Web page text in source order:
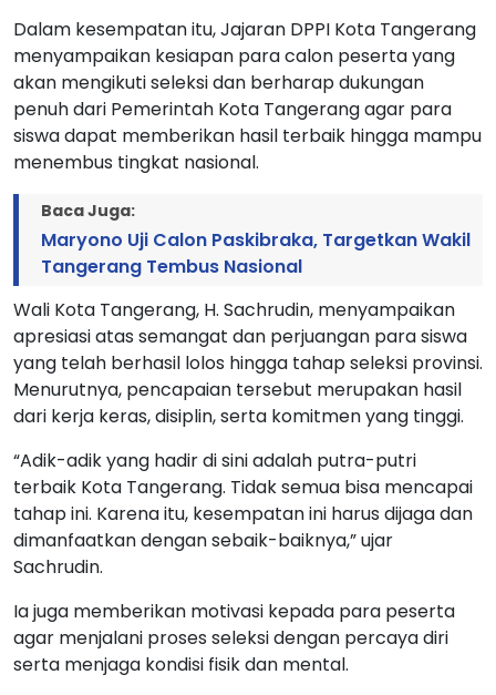
Dalam kesempatan itu, Jajaran DPPI Kota Tangerang
menyampaikan kesiapan para calon peserta yang
akan mengikuti seleksi dan berharap dukungan
penuh dari Pemerintah Kota Tangerang agar para
siswa dapat memberikan hasil terbaik hingga mampu
menembus tingkat nasional.
Baca Juga:
Maryono Uji Calon Paskibraka, Targetkan Wakil
Tangerang Tembus Nasional
Wali Kota Tangerang, H. Sachrudin, menyampaikan
apresiasi atas semangat dan perjuangan para siswa
yang telah berhasil lolos hingga tahap seleksi provinsi.
Menurutnya, pencapaian tersebut merupakan hasil
dari kerja keras, disiplin, serta komitmen yang tinggi.
“Adik-adik yang hadir di sini adalah putra-putri
terbaik Kota Tangerang. Tidak semua bisa mencapai
tahap ini. Karena itu, kesempatan ini harus dijaga dan
dimanfaatkan dengan sebaik-baiknya,” ujar
Sachrudin.
Ia juga memberikan motivasi kepada para peserta
agar menjalani proses seleksi dengan percaya diri
serta menjaga kondisi fisik dan mental.